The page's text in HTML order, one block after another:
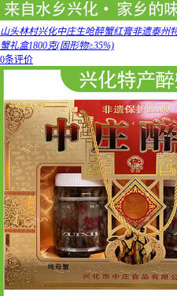
山头林村兴化中庄生呛醉蟹红膏非遗泰州
蟹礼盒1800克(固形物≥35%)
0条评价